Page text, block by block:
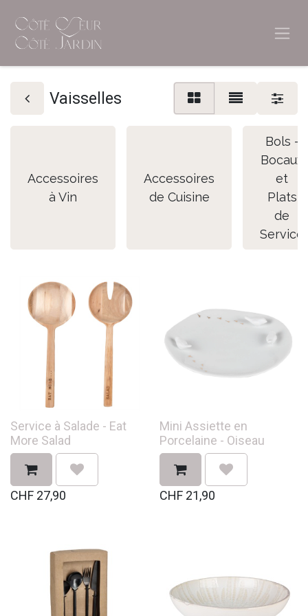
Vaisselles
Accessoires
à Vin
Accessoires
de Cuisine
Bols -
Bocaux
et
Plats
de
Service
Service à Salade - Eat
More Salad
CHF 27,90
Mini Assiette en
Porcelaine - Oiseau
CHF 21,90